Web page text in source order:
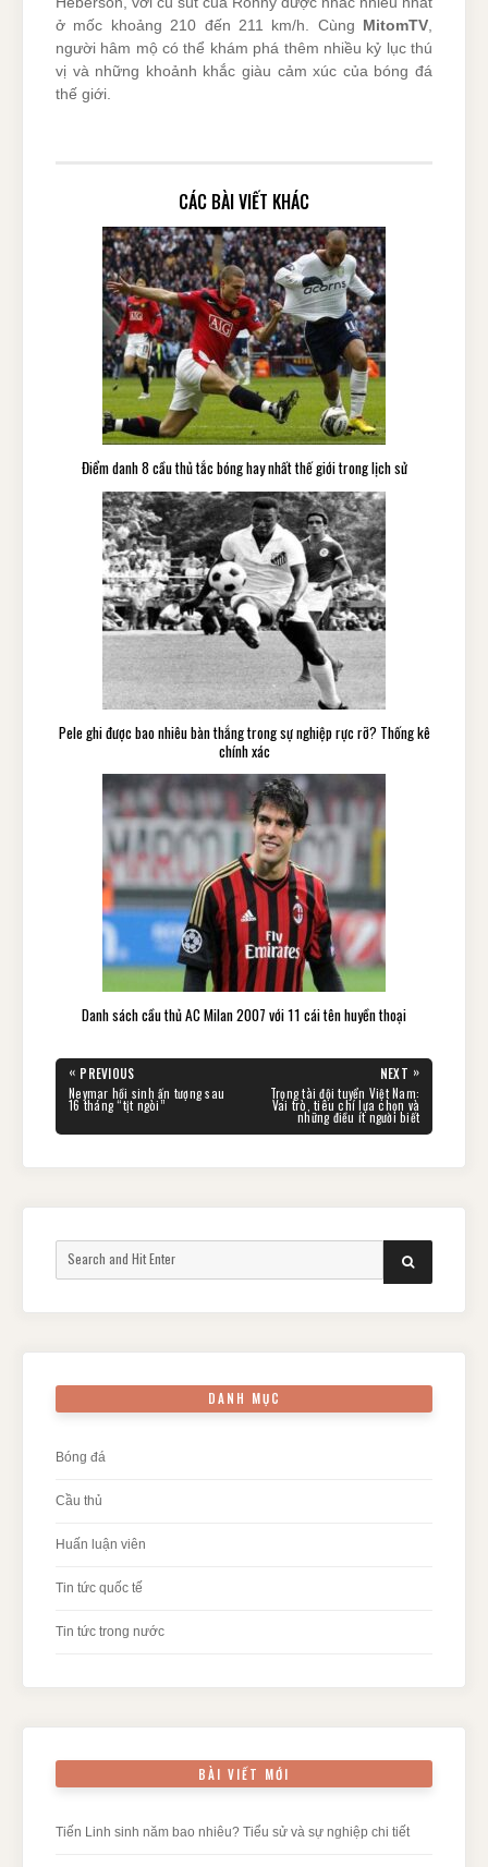
ở mốc khoảng 210 đến 211 km/h. Cùng MitomTV
người hâm mộ có thể khám phá thêm nhiều kỷ lục thú
vị và những khoảnh khắc giàu cảm xúc của bóng đá
thế giới.
CÁC BÀI VIẾT KHÁC
Điểm danh 8 cầu thủ tắc bóng hay nhất thế giới trong lịch sử
Pele ghi được bao nhiêu bàn thắng trong sự nghiệp rực rỡ? Thống kê
chính xác
Danh sách cầu thủ AC Milan 2007 với 11 cái tên huyền thoại
« PREVIOUS
PREVIOUS
POST:
Neymar hồi sinh ấn tượng sau
16 tháng “tịt ngòi”
NEXT »
NEXT
POST:
Trọng tài đội tuyển Việt Nam:
Vai trò, tiêu chí lựa chọn và
những điều ít người biết
SEARCH
DANH MỤC
Bóng đá
Cầu thủ
Huấn luận viên
Tin tức quốc tế
Tin tức trong nước
BÀI VIẾT MỚI
Tiến Linh sinh năm bao nhiêu? Tiểu sử và sự nghiệp chi tiết